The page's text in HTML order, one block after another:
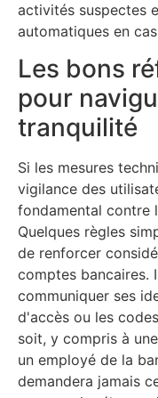
activités suspectes
automatiques en
Les bons
pour
tranquilité
Si les mesures
vigilance des
fondamental contre
Quelques règles
de renforcer
comptes bancaires.
communiquer ses
d'accès ou les
soit, y compris à
un employé de la
demandera jamais